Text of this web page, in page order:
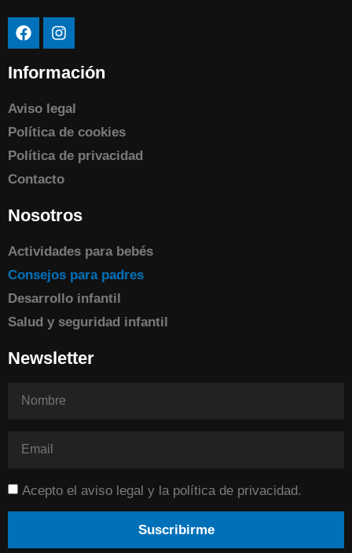
Información
Aviso legal
Política de cookies
Política de privacidad
Contacto
Nosotros
Actividades para bebés
Consejos para padres
Desarrollo infantil
Salud y seguridad infantil
Newsletter
Acepto el aviso legal y la política de privacidad.
Suscribirme